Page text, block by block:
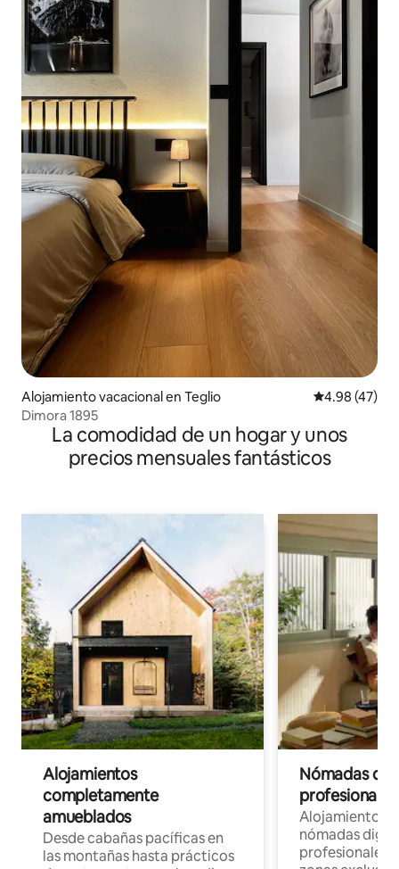
Alojamiento vacacional en Teglio Calificación
4.98 (47)
Dimora 1895
La comodidad de un hogar y unos
precios mensuales fantásticos
Alojamientos
completamente
amueblados
Desde cabañas pacíficas en
las montañas hasta prácticos
Nómadas
Alojamientos
nómadas
profesionales